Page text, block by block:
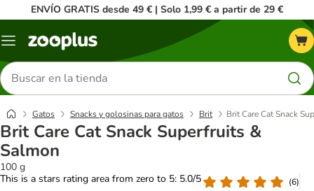
ENVÍO GRATIS desde 49 € | Solo 1,99 € a partir de 29 €
Menú
Buscar
productos
Gatos Snacks y golosinas para gatos Brit Brit Care Cat Snack
Brit Care Cat Snack Superfruits &
Salmon
100 g
This is a stars rating area from zero to 5: 5.0/5
(6)